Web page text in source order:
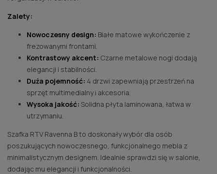
Zalety:
Nowoczesny design: Białe matowe wykończenie z
frezowanymi frontami.
Kontrastowy akcent: Czarne metalowe nogi dodają
elegancji i stabilności.
Duża pojemność: 4 drzwi zapewniają przestrzeń na
sprzęt multimedialny i akcesoria.
Wysoka jakość: Solidna płyta laminowana, łatwa w
utrzymaniu.
Szafka RTV Ravenna B to doskonały wybór dla osób
poszukujących nowoczesnego, funkcjonalnego mebla z
minimalistycznym designem. Idealnie sprawdzi się w salonie,
dodając mu elegancji i funkcjonalności.